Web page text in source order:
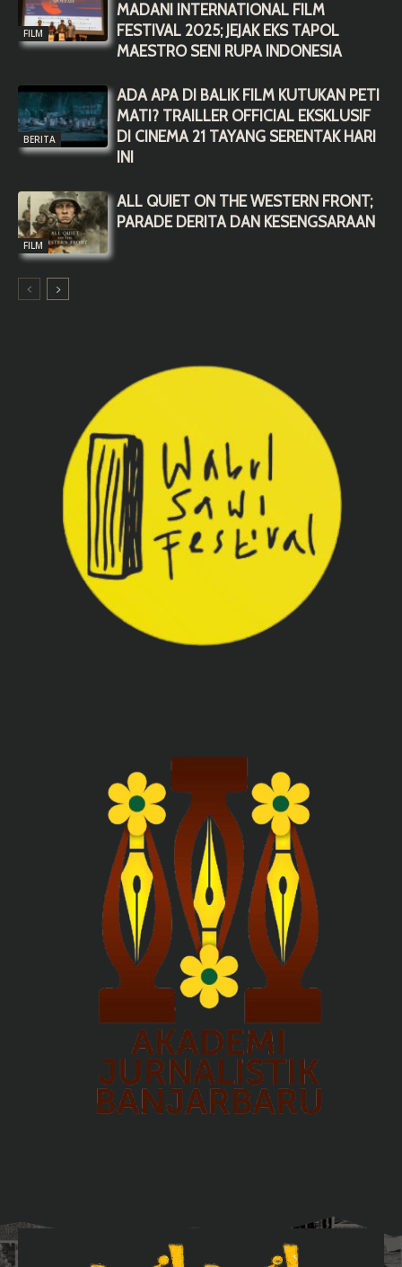
FILM
MADANI INTERNATIONAL FILM
FESTIVAL 2025; JEJAK EKS TAPOL
MAESTRO SENI RUPA INDONESIA
BERITA
ADA APA DI BALIK FILM KUTUKAN PETI
MATI? TRAILLER OFFICIAL EKSKLUSIF
DI CINEMA 21 TAYANG SERENTAK HARI
INI
FILM
ALL QUIET ON THE WESTERN FRONT;
PARADE DERITA DAN KESENGSARAAN